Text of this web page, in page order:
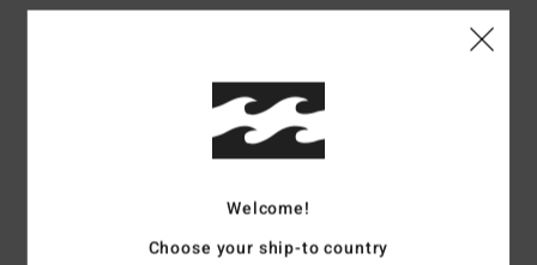
Codice coloreofb
vestibilità oversize
Girocollo
Welcome!
Choose your ship-to country